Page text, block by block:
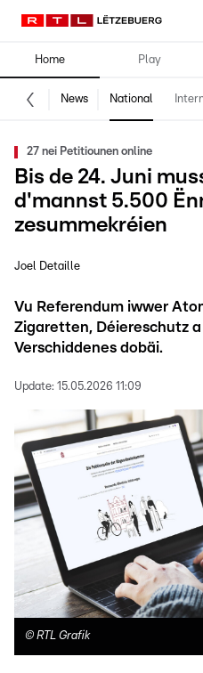
Home Play
News National
27 nei Petitiounen online
Bis de 24. Juni
d'mannst 5.500
zesummekréien
Joel Detaille
Vu Referendum iwwer
Zigaretten, Déiereschutz
Verschiddenes dobäi.
Update: 15.05.2026 11:09
© RTL Grafik